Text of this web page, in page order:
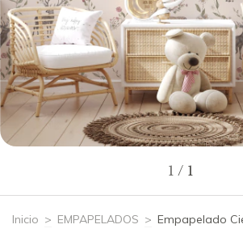
1 / 1
Inicio > EMPAPELADOS > Empapelado